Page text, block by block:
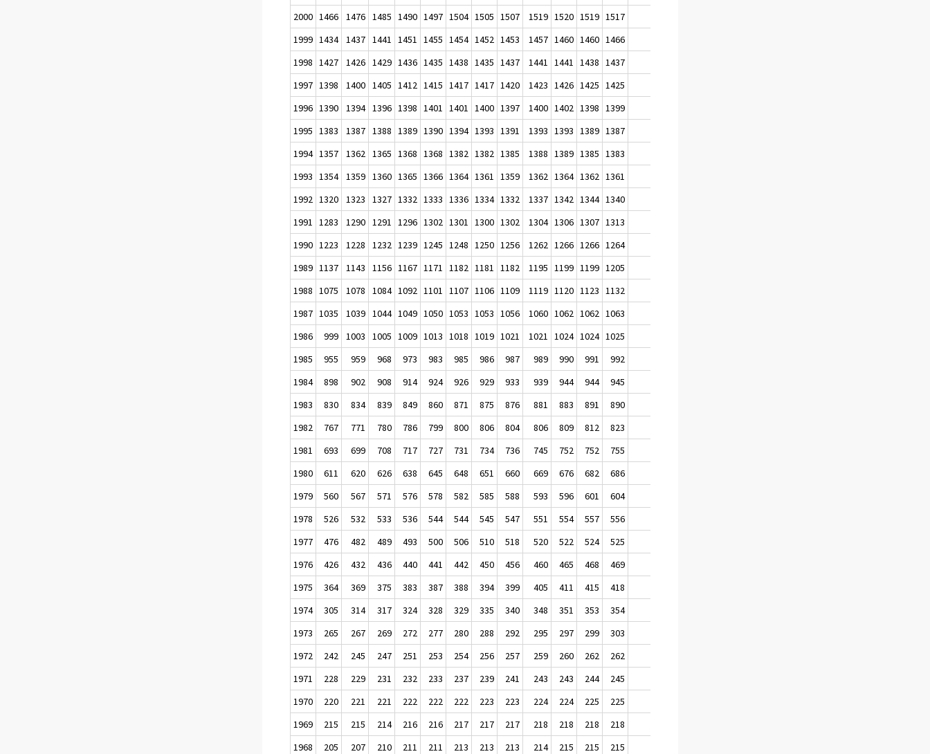
2000 1466 1476 1485 1490 1497 1504 1505 1507 1519 1520 1519 1517
1999 1434 1437 1441 1451 1455 1454 1452 1453 1457 1460 1460 1466
1998 1427 1426 1429 1436 1435 1438 1435 1437 1441 1441 1438 1437
1997 1398 1400 1405 1412 1415 1417 1417 1420 1423 1426 1425 1425
1996 1390 1394 1396 1398 1401 1401 1400 1397 1400 1402 1398 1399
1995 1383 1387 1388 1389 1390 1394 1393 1391 1393 1393 1389 1387
1994 1357 1362 1365 1368 1368 1382 1382 1385 1388 1389 1385 1383
1993 1354 1359 1360 1365 1366 1364 1361 1359 1362 1364 1362 1361
1992 1320 1323 1327 1332 1333 1336 1334 1332 1337 1342 1344 1340
1991 1283 1290 1291 1296 1302 1301 1300 1302 1304 1306 1307 1313
1990 1223 1228 1232 1239 1245 1248 1250 1256 1262 1266 1266 1264
1989 1137 1143 1156 1167 1171 1182 1181 1182 1195 1199 1199 1205
1988 1075 1078 1084 1092 1101 1107 1106 1109 1119 1120 1123 1132
1987 1035 1039 1044 1049 1050 1053 1053 1056 1060 1062 1062 1063
1986
999 1003 1005 1009 1013 1018 1019 1021 1021 1024 1024 1025
1985
955 959 968 973 983 985 986 987 989 990 991 992
1984
898 902 908 914 924 926 929 933 939 944 944 945
1983
830 834 839 849 860 871 875 876 881 883 891 890
1982
767 771 780 786 799 800 806 804 806 809 812 823
1981
693 699 708 717 727 731 734 736 745 752 752 755
1980
611 620 626 638 645 648 651 660 669 676 682 686
1979
560 567 571 576 578 582 585 588 593 596 601 604
1978
526 532 533 536 544 544 545 547 551 554 557 556
1977
476 482 489 493 500 506 510 518 520 522 524 525
1976
426 432 436 440 441 442 450 456 460 465 468 469
1975
364 369 375 383 387 388 394 399 405 411 415 418
1974
305 314 317 324 328 329 335 340 348 351 353 354
1973
265 267 269 272 277 280 288 292 295 297 299 303
1972
242 245 247 251 253 254 256 257 259 260 262 262
1971
228 229 231 232 233 237 239 241 243 243 244 245
1970
220 221 221 222 222 222 223 223 224 224 225 225
1969
215 215 214 216 216 217 217 217 218 218 218 218
1968
205 207 210 211 211 213 213 213 214 215 215 215